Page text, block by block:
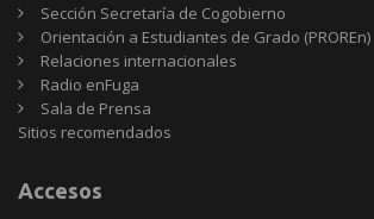
Sección Secretaría de Cogobierno
Orientación a Estudiantes de Grado (PROREn)
Relaciones internacionales
Radio enFuga
Sala de Prensa
Sitios
Sitios recomendados
Accesos